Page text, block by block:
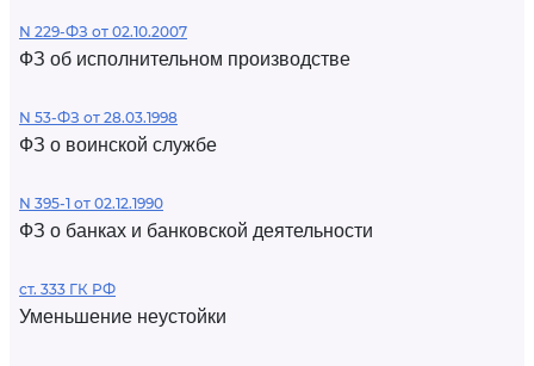
N 229-ФЗ от 02.10.2007
ФЗ об исполнительном производстве
N 53-ФЗ от 28.03.1998
ФЗ о воинской службе
N 395-1 от 02.12.1990
ФЗ о банках и банковской деятельности
ст. 333 ГК РФ
Уменьшение неустойки